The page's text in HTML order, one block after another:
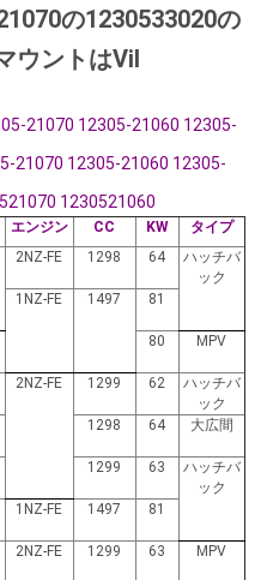
の1230533020の
ウントはVil
21070 12305-21060 12305-
21070 12305-21060 12305-
1230521060
エンジン CC KW
タイプ
2NZ-FE 1298 64
ハッチバ
ック
1NZ-FE 1497 81
80 MPV
2NZ-FE 1299 62
ハッチバ
ック
1298 64 大広間
1299 63
ハッチバ
ック
1NZ-FE 1497 81
2NZ-FE 1299 63 MPV